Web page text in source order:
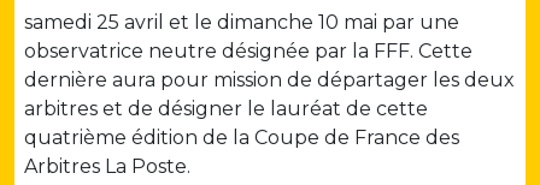
samedi 25 avril et le dimanche 10 mai par une
observatrice neutre désignée par la FFF. Cette
dernière aura pour mission de départager les deux
arbitres et de désigner le lauréat de cette
quatrième édition de la Coupe de France des
Arbitres La Poste.